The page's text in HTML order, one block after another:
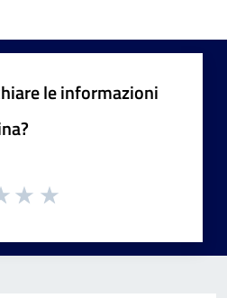
le informazioni